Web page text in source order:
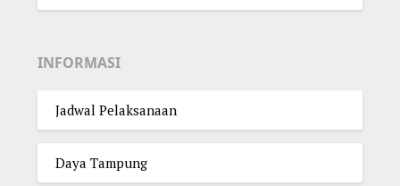
INFORMASI
Jadwal Pelaksanaan
Daya Tampung